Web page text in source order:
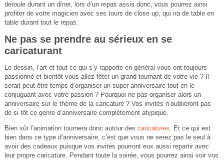
déroule durant un dîner, lors d’un repas assis donc, vous pourrez ainsi
profiter de votre magicien avec ses tours de close up, qui ira de table en
table durant tout le repas.
Ne pas se prendre au sérieux en se
caricaturant
Le dessin, l’art et tout ce qui s’y rapporte en général vous ont toujours
passionné et bientôt vous allez fêter un grand tournant de votre vie ? Il
serait peut-être temps d’organiser un super anniversaire tout en le
conjuguant avec votre passion ? Pourquoi ne pas organiser alors un
anniversaire sur le thème de la caricature ? Vos invités n’oublieront pas
de si tôt ce genre d’anniversaire complètement atypique.
Bien sûr l’animation tournera donc autour des caricatures. Et ce qui est
bien dans ce type d’anniversaire, c’est que vous ne serez pas le seul à
avoir des cadeaux puisque vos invités pourront eux aussi repartir avec
leur propre caricature. Pendant toute la soirée, vous pourrez ainsi voir vos